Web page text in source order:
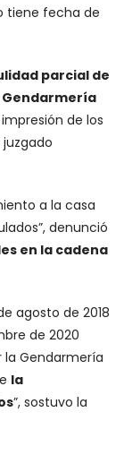
tiene fecha de
parcial de
de los
a la casa
denunció
en la cadena
agosto de 2018
de 2020
Gendarmería
la
”, sostuvo la